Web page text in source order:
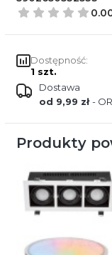
Dostępność:
1 szt.
Dostawa
od 9,99 zł-
Produkty